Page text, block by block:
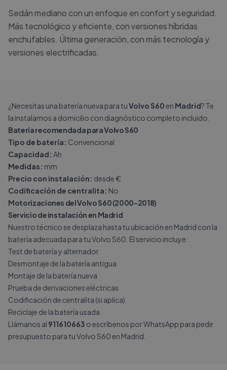
Sedán mediano con un enfoque en confort y seguridad.
Más tecnológico y eficiente, con versiones híbridas
enchufables. Última generación, con más tecnología y
versiones electrificadas.
¿Necesitas una batería nueva para tuVolvo S60en Madrid? Te
la instalamos a domicilio con diagnóstico completo incluido.
Batería recomendada para Volvo S60
Tipo de batería: Convencional
Capacidad: Ah
Medidas: mm
Precio con instalación: desde €
Codificación de centralita: No
Motorizaciones del Volvo S60 (2000-2018)
Servicio de instalación en Madrid
Nuestro técnico se desplaza hasta tu ubicación en Madrid con la
batería adecuada para tu Volvo S60. El servicio incluye:
Test de batería y alternador
Desmontaje de la batería antigua
Montaje de la batería nueva
Prueba de derivaciones eléctricas
Codificación de centralita (si aplica)
Reciclaje de la batería usada
Llámanos al 911610663 o escríbenos porWhatsApp para pedir
presupuesto para tu Volvo S60 en Madrid.